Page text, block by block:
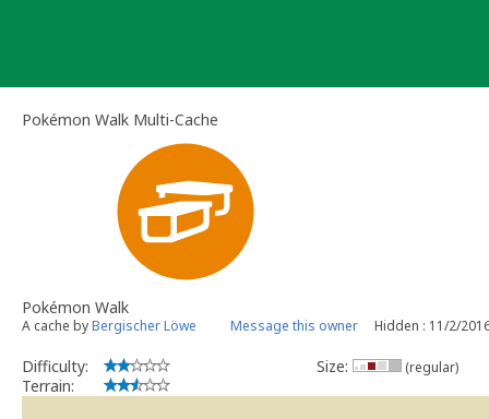
Pokémon Walk Multi-Cache
Pokémon Walk
A cache byBergischer Löwe Message this owner Hidden : 11/2/
Difficulty:
Terrain:
Size: (regular)